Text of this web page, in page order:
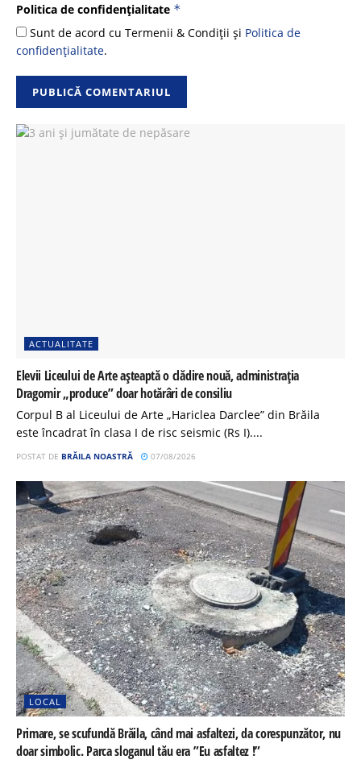
Politica de confidențialitate *
Sunt de acord cu Termenii & Condiții și Politica de
confidențialitate.
ACTUALITATE
Elevii Liceului de Arte așteaptă o clădire nouă, administrația
Dragomir „produce” doar hotărâri de consiliu
Corpul B al Liceului de Arte „Hariclea Darclee” din Brăila
este încadrat în clasa I de risc seismic (Rs I)....
POSTAT DE BRĂILA NOASTRĂ 07/08/2026
LOCAL
Primare, se scufundă Brăila, când mai asfaltezi, da corespunzător, nu
doar simbolic. Parca sloganul tău era ”Eu asfaltez !”